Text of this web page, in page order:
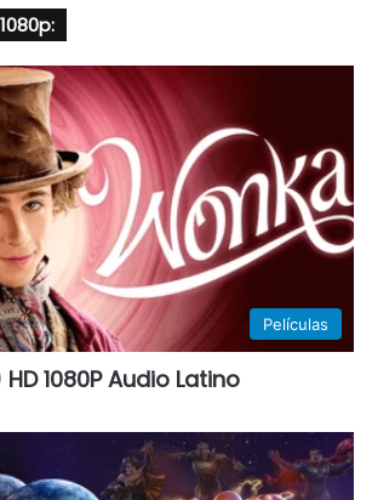
Películas
1080P Audio Latino